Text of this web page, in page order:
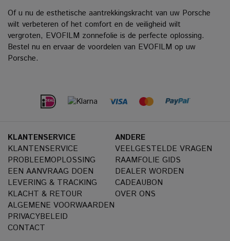
Of u nu de esthetische aantrekkingskracht van uw Porsche
wilt verbeteren of het comfort en de veiligheid wilt
vergroten, EVOFILM zonnefolie is de perfecte oplossing.
Bestel nu en ervaar de voordelen van EVOFILM op uw
Porsche.
KLANTENSERVICE
KLANTENSERVICE
PROBLEEMOPLOSSING
EEN AANVRAAG DOEN
LEVERING & TRACKING
KLACHT & RETOUR
ALGEMENE VOORWAARDEN
PRIVACYBELEID
CONTACT
ANDERE
VEELGESTELDE VRAGEN
RAAMFOLIE GIDS
DEALER WORDEN
CADEAUBON
OVER ONS